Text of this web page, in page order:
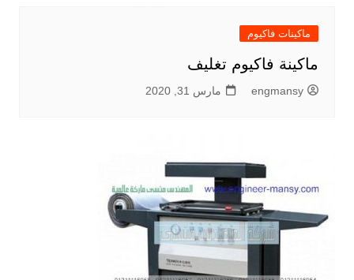
ماكينات فاكيوم
ماكينة فاكيوم تغليف
engmansy مارس 31, 2020